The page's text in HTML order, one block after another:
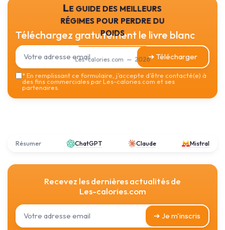
Le guide des meilleurs
régimes pour perdre du
poids
Les-calories.com — 2026
Téléchargez gratuitement le livre blanc
➔ Télécharger
*En remplissant ce formulaire, j’accepte d’être contacté(e) à
des fins commerciales par Les-calories.com et ses
partenaires.
Résumer ChatGPT Claude Mistral
Recevez les dernières actualités de
Les-calories.com
➔ Je m'inscris